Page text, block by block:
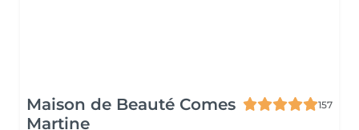
Maison de Beauté Comes
Martine
157